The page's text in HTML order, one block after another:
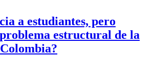
a estudiantes, pero
estructural de la